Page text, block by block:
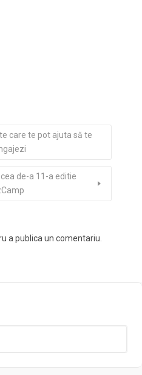
care te pot ajuta să te
de-a 11-a editie
a publica un comentariu.